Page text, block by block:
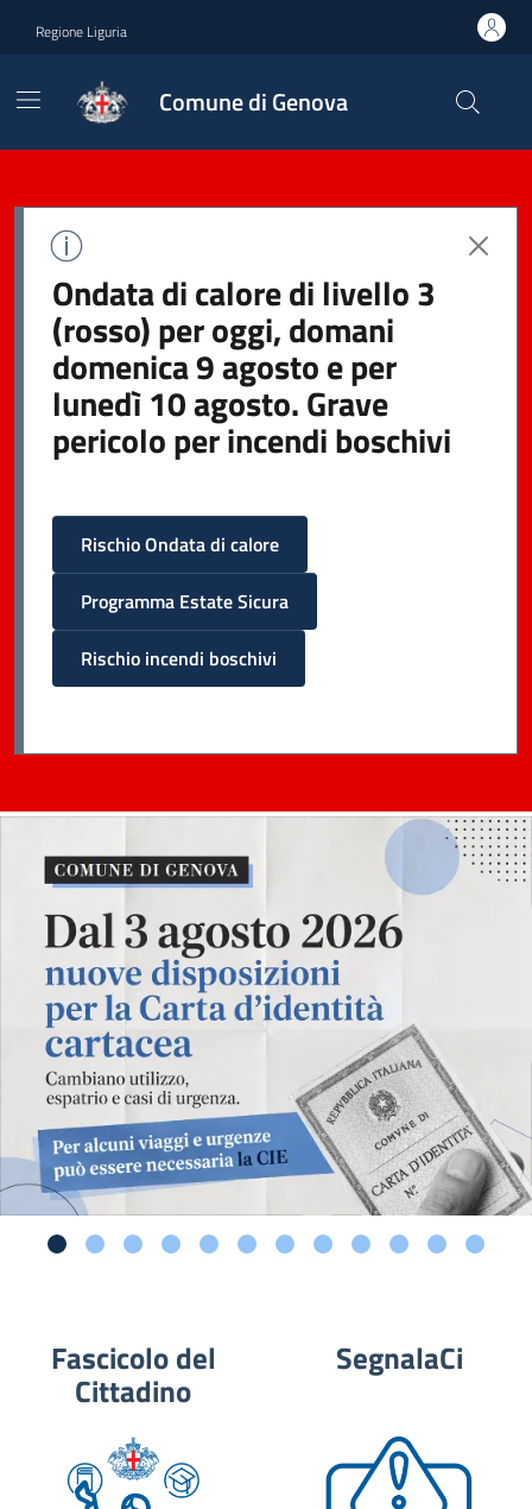
Regione Liguria
Comune di Genova
Ondata di calore di livello 3
(rosso) per oggi, domani
domenica 9 agosto e per
lunedì 10 agosto. Grave
pericolo per incendi boschivi
Rischio Ondata di calore
Programma Estate Sicura
Rischio incendi boschivi
Fascicolo del
Cittadino
SegnalaCi